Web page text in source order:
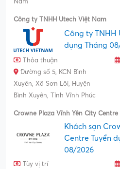
Công ty TNHH Utech Việt Nam
Công ty TNHH
dụng Tháng
Thỏa thuận
Đường số 5, KCN Bình
Xuyên, Xã Sơn Lôi, Huyện
Bình Xuyên, Tỉnh Vĩnh Phúc
Crowne Plaza Vĩnh Yên City Centre
Khách sạn
Centre Tuyển
08/2026
Tùy vị trí